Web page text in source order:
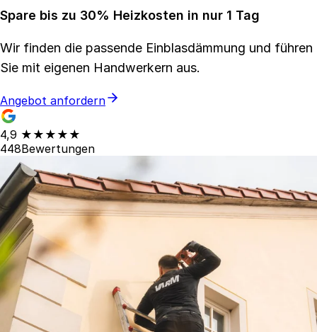
Spare bis zu 30% Heizkosten in nur 1 Tag
Wir finden die passende Einblasdämmung und führen
Sie mit eigenen Handwerkern aus.
Angebot anfordern
4,9 ★★★★★
448Bewertungen